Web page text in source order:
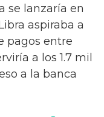
se lanzaría en
aspiraba a
pagos entre
a los 1.7 mil
a la banca